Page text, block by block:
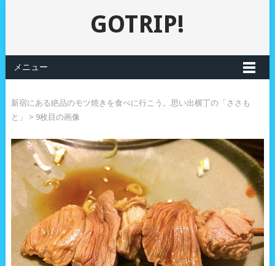
GOTRIP!
メニュー
新宿にある絶品のモツ焼きを食べに行こう。思い出横丁の「ささも
と」
> 9枚目の画像